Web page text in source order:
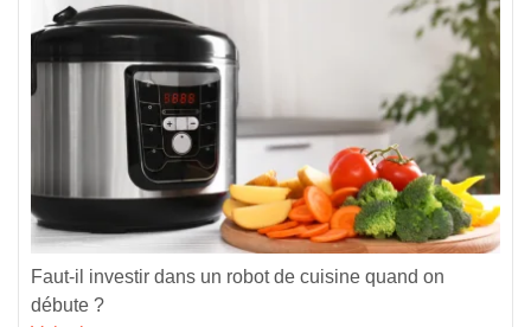
Faut-il investir dans un robot de cuisine quand on
débute ?